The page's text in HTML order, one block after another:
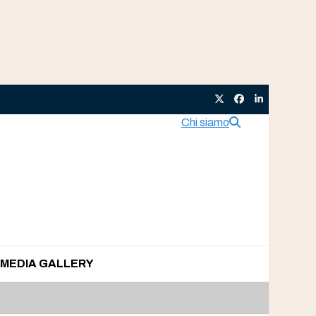
TwitterFacebook
LinkedIn
Chi siamo
MEDIA GALLERY